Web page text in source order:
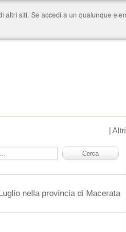
Altri
nella provincia di Macerata